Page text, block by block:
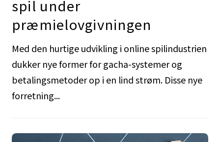
spil under
præmielovgivningen
Med den hurtige udvikling i online spilindustrien
dukker nye former for gacha-systemer og
betalingsmetoder op i en lind strøm. Disse nye
forretning...